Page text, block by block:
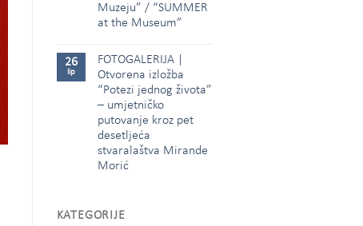
Muzeju” / “SUMMER
at the Museum”
26
lip
FOTOGALERIJA |
Otvorena izložba
“Potezi jednog života”
– umjetničko
putovanje kroz pet
desetljeća
stvaralaštva Mirande
Morić
KATEGORIJE